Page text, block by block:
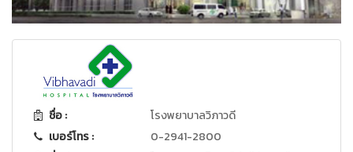
ชื่อ :
โรงพยาบาลวิภาวดี
เบอร์โทร :
0-2941-2800